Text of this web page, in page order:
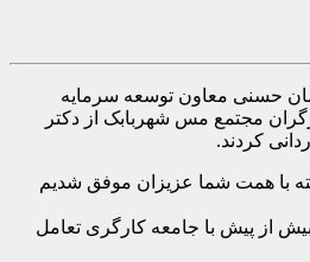
حسنی معاون توسعه سرمایه
مجتمع مس شهربابک از دکتر
کردند.
با همت شما عزیزان موفق شدیم
از پیش با جامعه کارگری تعامل